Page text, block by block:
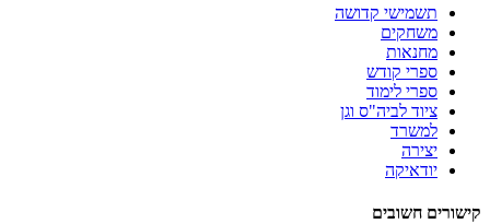
תשמישי קדושה
משחקים
מחנאות
ספרי קודש
ספרי לימוד
ציוד לביה"ס וגן
למשרד
יצירה
יודאיקה
קישורים חשובים